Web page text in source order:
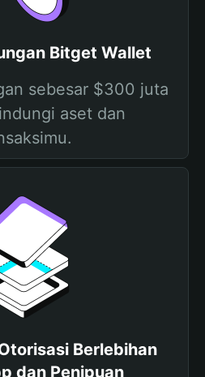
Bitget Wallet
sebesar $300 juta
aset dan
Berlebihan
dan Penipuan